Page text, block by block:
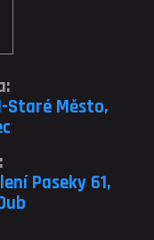
Staré Město,
Paseky 61,